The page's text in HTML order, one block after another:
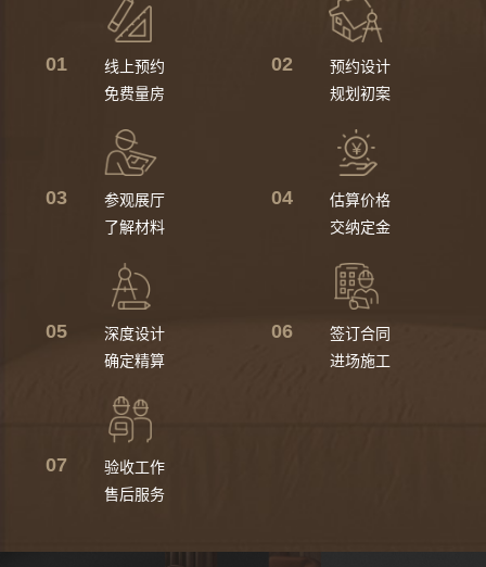
01
线上预约
免费量房
02
预约设计
规划初案
03
参观展厅
了解材料
04
估算价格
交纳定金
05
深度设计
确定精算
06
签订合同
进场施工
07
验收工作
售后服务